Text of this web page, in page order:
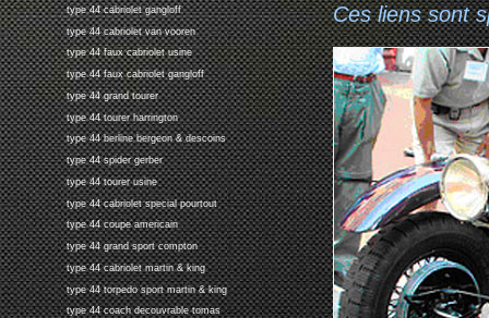
type 44 cabriolet gangloff
type 44 cabriolet van vooren
type 44 faux cabriolet usine
type 44 faux cabriolet gangloff
type 44 grand tourer
type 44 tourer harrington
type 44 berline bergeon & descoins
type 44 spider gerber
type 44 tourer usine
type 44 cabriolet special pourtout
type 44 coupe americain
type 44 grand sport compton
type 44 cabriolet martin & king
type 44 torpedo sport martin & king
type 44 coach decouvrable tomas
Ces liens sont